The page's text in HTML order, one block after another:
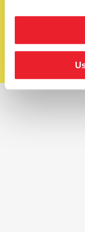
Legal
Service